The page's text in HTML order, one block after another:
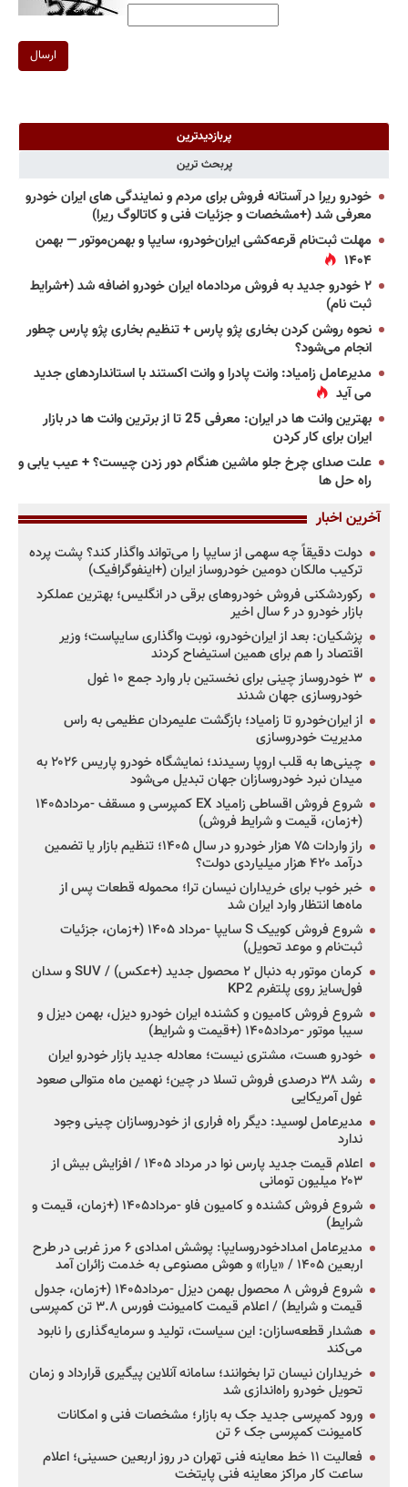
ارسال
پربازدیدترین
پربحث ترین
خودرو ریرا در آستانه فروش برای مردم و نمایندگی های ایران خودرو
معرفی شد (+مشخصات و جزئیات فنی و کاتالوگ ریرا)
مهلت ثبت‌نام قرعه‌کشی ایران‌خودرو، سایپا و بهمن‌موتور — بهمن
۱۴۰۴
۲ خودرو جدید به فروش مردادماه ایران خودرو اضافه شد (+شرایط
ثبت نام)
نحوه روشن کردن بخاری پژو پارس + تنظیم بخاری پژو پارس چطور
انجام می‌شود؟
مدیرعامل زامیاد: وانت پادرا و وانت اکستند با استانداردهای جدید
می آید
بهترین وانت ها در ایران: معرفی 25 تا از برترین وانت ها در بازار
ایران برای کار کردن
علت صدای چرخ جلو ماشین هنگام دور زدن چیست؟ + عیب یابی و
راه حل ها
آخرین اخبار
دولت دقیقاً چه سهمی از سایپا را می‌تواند واگذار کند؟ پشت پرده
ترکیب مالکان دومین خودروساز ایران (+اینفوگرافیک)
رکوردشکنی فروش خودروهای برقی در انگلیس؛ بهترین عملکرد
بازار خودرو در ۶ سال اخیر
پزشکیان: بعد از ایران‌خودرو، نوبت واگذاری سایپاست؛ وزیر
اقتصاد را هم برای همین استیضاح کردند
۳ خودروساز چینی برای نخستین بار وارد جمع ۱۰ غول
خودروسازی جهان شدند
از ایران‌خودرو تا زامیاد؛ بازگشت علیمردان عظیمی به راس
مدیریت خودروسازی
چینی‌ها به قلب اروپا رسیدند؛ نمایشگاه خودرو پاریس ۲۰۲۶ به
میدان نبرد خودروسازان جهان تبدیل می‌شود
شروع فروش اقساطی زامیاد EX کمپرسی و مسقف -مرداد۱۴۰۵
(+زمان، قیمت و شرایط فروش)
راز واردات ۷۵ هزار خودرو در سال ۱۴۰۵؛ تنظیم بازار یا تضمین
درآمد ۴۲۰ هزار میلیاردی دولت؟
خبر خوب برای خریداران نیسان ترا؛ محموله قطعات پس از
ماه‌ها انتظار وارد ایران شد
شروع فروش کوییک S سایپا -مرداد ۱۴۰۵ (+زمان، جزئیات
ثبت‌نام و موعد تحویل)
کرمان موتور به دنبال ۲ محصول جدید (+عکس) / SUV و سدان
فول‌سایز روی پلتفرم KP2
شروع فروش کامیون و کشنده ایران خودرو دیزل، بهمن دیزل و
سیبا موتور -مرداد۱۴۰۵ (+قیمت و شرایط)
خودرو هست، مشتری نیست؛ معادله جدید بازار خودرو ایران
رشد ۳۸ درصدی فروش تسلا در چین؛ نهمین ماه متوالی صعود
غول آمریکایی
مدیرعامل لوسید: دیگر راه فراری از خودروسازان چینی وجود
ندارد
اعلام قیمت جدید پارس نوا در مرداد ۱۴۰۵ / افزایش بیش از
۲۰۳ میلیون تومانی
شروع فروش کشنده و کامیون فاو -مرداد۱۴۰۵ (+زمان، قیمت و
شرایط)
مدیرعامل امدادخودروسایپا: پوشش امدادی ۶ مرز غربی در طرح
اربعین ۱۴۰۵ / «یارا» و هوش مصنوعی به خدمت زائران آمد
شروع فروش ۸ محصول بهمن دیزل -مرداد۱۴۰۵ (+زمان، جدول
قیمت و شرایط) / اعلام قیمت کامیونت فورس ۳.۸ تن کمپرسی
هشدار قطعه‌سازان: این سیاست، تولید و سرمایه‌گذاری را نابود
می‌کند
خریداران نیسان ترا بخوانند؛ سامانه آنلاین پیگیری قرارداد و زمان
تحویل خودرو راه‌اندازی شد
ورود کمپرسی جدید جک به بازار؛ مشخصات فنی و امکانات
کامیونت کمپرسی جک ۶ تن
فعالیت ۱۱ خط معاینه فنی تهران در روز اربعین حسینی؛ اعلام
ساعت کار مراکز معاینه فنی پایتخت